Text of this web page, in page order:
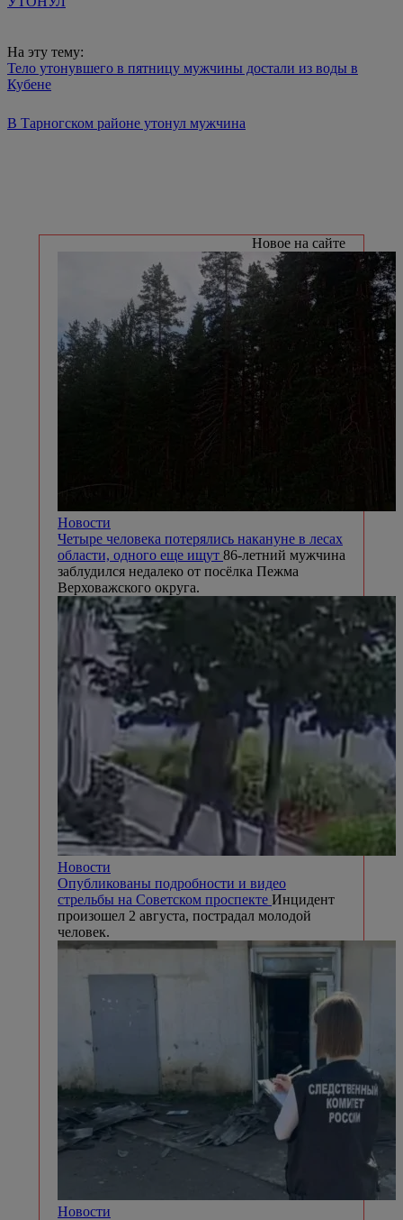
На эту тему:
Тело утонувшего в пятницу мужчины достали из воды в
Кубене
В Тарногском районе утонул мужчина
Новое на сайте
Новости
Четыре человека потерялись накануне в лесах
области, одного еще ищут 86-летний мужчина
заблудился недалеко от посёлка Пежма
Верховажского округа.
Новости
Опубликованы подробности и видео
стрельбы на Советском проспекте Инцидент
произошел 2 августа, пострадал молодой
человек.
Новости